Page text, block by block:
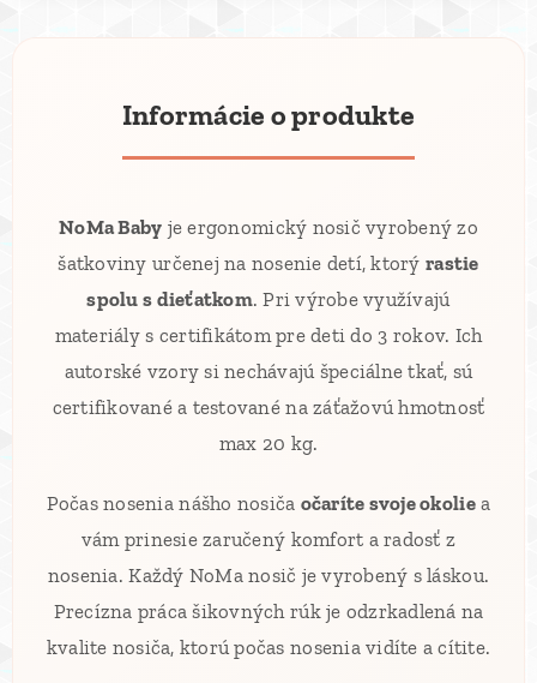
Informácie o produkte
NoMa Baby je ergonomický nosič vyrobený zo
šatkoviny určenej na nosenie detí, ktorý rastie
spolu s dieťatkom. Pri výrobe využívajú
materiály s certifikátom pre deti do 3 rokov. Ich
autorské vzory si nechávajú špeciálne tkať, sú
certifikované a testované na záťažovú hmotnosť
max 20 kg.
Počas nosenia nášho nosiča očaríte svoje okoliea
vám prinesie zaručený komfort a radosť z
nosenia. Každý NoMa nosič je vyrobený s láskou.
Precízna práca šikovných rúk je odzrkadlená na
kvalite nosiča, ktorú počas nosenia vidíte a cítite.